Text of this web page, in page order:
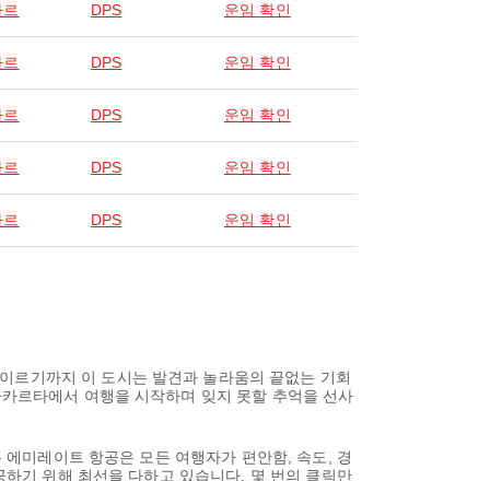
DPS 운임 확인
DPS 운임 확인
DPS 운임 확인
DPS 운임 확인
DPS 운임 확인
르기까지 이 도시는 발견과 놀라움의 끝없는 기회
르타에서 여행을 시작하며 잊지 못할 추억을 선사
미레이트 항공은 모든 여행자가 편안함, 속도, 경
기 위해 최선을 다하고 있습니다. 몇 번의 클릭만